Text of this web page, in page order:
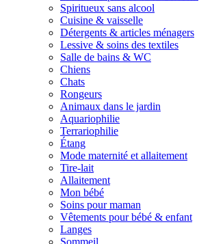
Spiritueux sans alcool
Cuisine & vaisselle
Détergents & articles ménagers
Lessive & soins des textiles
Salle de bains & WC
Chiens
Chats
Rongeurs
Animaux dans le jardin
Aquariophilie
Terrariophilie
Étang
Mode maternité et allaitement
Tire-lait
Allaitement
Mon bébé
Soins pour maman
Vêtements pour bébé & enfant
Langes
Sommeil